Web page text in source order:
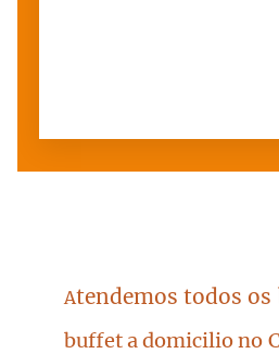
Atendemos todos
buffet a domicilio no